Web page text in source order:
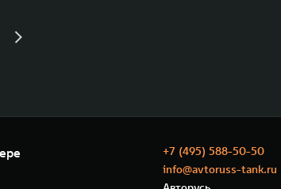
+7 (495) 588-50-50
info@avtoruss-tank.ru